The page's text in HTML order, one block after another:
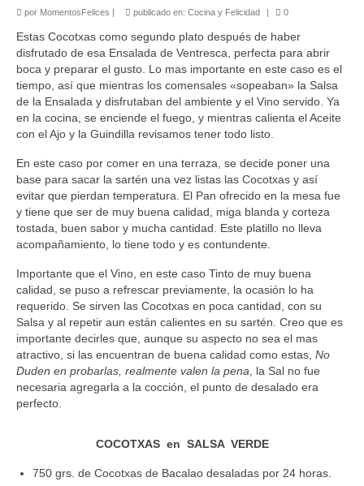
El Libro de 200 MOMENTOS FELICES!!!
por MomentosFelices publicado en: Cocina y Felicidad 0
Estas Cocotxas como segundo plato después de haber
disfrutado de esa Ensalada de Ventresca, perfecta para abrir
boca y preparar el gusto. Lo mas importante en este caso es el
tiempo, así que mientras los comensales «sopeaban» la Salsa
de la Ensalada y disfrutaban del ambiente y el Vino servido. Ya
en la cocina, se enciende el fuego, y mientras calienta el Aceite
con el Ajo y la Guindilla revisamos tener todo listo.
En este caso por comer en una terraza, se decide poner una
base para sacar la sartén una vez listas las Cocotxas y así
evitar que pierdan temperatura. El Pan ofrecido en la mesa fue
y tiene que ser de muy buena calidad, miga blanda y corteza
tostada, buen sabor y mucha cantidad. Este platillo no lleva
acompañamiento, lo tiene todo y es contundente.
Importante que el Vino, en este caso Tinto de muy buena
calidad, se puso a refrescar previamente, la ocasión lo ha
requerido. Se sirven las Cocotxas en poca cantidad, con su
Salsa y al repetir aun están calientes en su sartén. Creo que es
importante decirles que, aunque su aspecto no sea el mas
atractivo, si las encuentran de buena calidad como estas, No
Duden en probarlas, realmente valen la pena, la Sal no fue
necesaria agregarla a la cocción, el punto de desalado era
perfecto.
COCOTXAS en SALSA VERDE
750 grs. de Cocotxas de Bacalao desaladas por 24 horas.